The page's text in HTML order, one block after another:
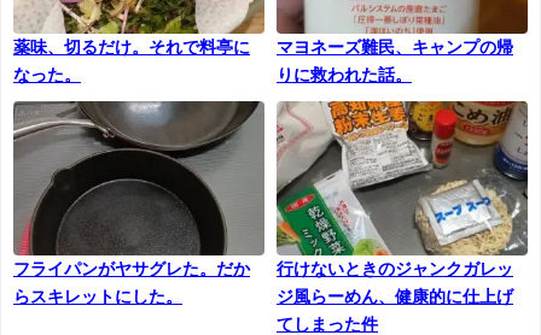
薬味、切るだけ。それで料亭に
なった。
マヨネーズ難民、キャンプの帰
りに救われた話。
フライパンがヤサグレた。だか
らスキレットにした。
行けないときのジャンクガレッ
ジ風らーめん、健康的に仕上げ
てしまった件